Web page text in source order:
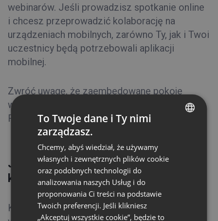
webinarów. Jeśli prowadzisz spotkanie online
i chcesz przeprowadzić kolaborację na
urządzeniach mobilnych, zarówno Ty, jak i Twoi
uczestnicy będą potrzebowali aplikacji
mobilnej.
Zwróć uwagę, że zaembedowane pokoje
wydarzeń nie są obsługiwane przez wersję
RWD.
Jakiego łącza potrzebuję, aby móc
korzystać z platformy ClickMeeting?
Konto testowe pozwala na organizowanie
FRENCH
RUSSIAN
SPANISH
To Twoje dane i Ty nimi
zarządzasz.
Chcemy, abyś wiedział, że używamy
własnych i zewnętrznych plików cookie
oraz podobnych technologii do
analizowania naszych Usług i do
proponowania Ci treści na podstawie
Twoich preferencji. Jeśli klikniesz
„Akceptuj wszystkie cookie”, będzie to